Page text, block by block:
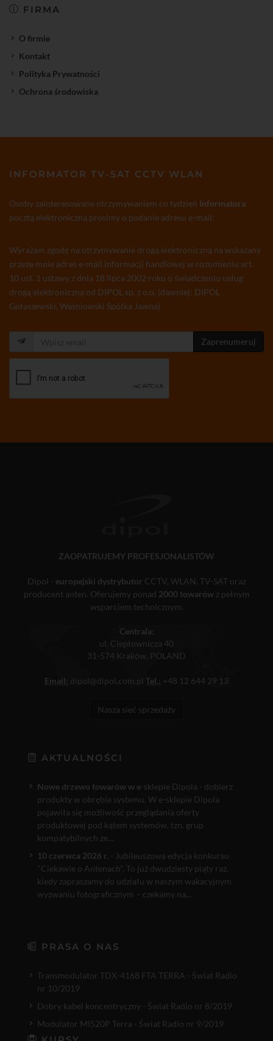
FIRMA
O firmie
Kontakt
Polityka Prywatności
Ochrona środowiska
INFORMATOR TV-SAT CCTV WLAN
Osoby zainteresowane otrzymywaniem co tydzień Informatora
pocztą elektroniczną prosimy o podanie adresu e-mail:
Wyrażam zgodę na otrzymywanie drogą elektroniczną na wskazany
przeze mnie adres e-mail informacji handlowej w rozumieniu art.
10 ust. 1 ustawy z dnia 18 lipca 2002 roku o świadczeniu usług
drogą elektroniczną od DIPOL sp. z o.o. (dawniej: DIPOL
Gołaszewski, Waśniowski Spółka Jawna)
Zaprenumeruj
ZAOPATRUJEMY PROFESJONALISTÓW
Dipol - europejski dystrybutor CCTV, WLAN, TV-SAT oraz
producent anten. Oferujemy ponad 2000 towarówz pełnym
wsparciem technicznym.
Centrala:
ul. Ciepłownicza 40
31-574 Kraków, POLAND
Email: dipol@dipol.com.pl Tel.: +48 12 644 29 13
Nasza sieć sprzedaży
AKTUALNOŚCI
Nowe drzewo towarów w e-sklepie Dipola - dobierz
produkty w obrębie systemu. W e-sklepie Dipola
pojawiła się możliwość przeglądania oferty
produktowej pod kątem systemów, tzn. grup
kompatybilnych ze...
10 czerwca 2026 r. - Jubileuszowa edycja konkursu
"Ciekawie o Antenach". To już dwudziesty piąty raz,
kiedy zapraszamy do udziału w naszym wakacyjnym
wyzwaniu fotograficznym – czekamy na...
PRASA O NAS
Transmodulator TDX-4168 FTA TERRA - Świat Radio
nr 10/2019
Dobry kabel koncentryczny - Świat Radio nr 8/2019
Modulator MI520P Terra - Świat Radio nr 9/2019